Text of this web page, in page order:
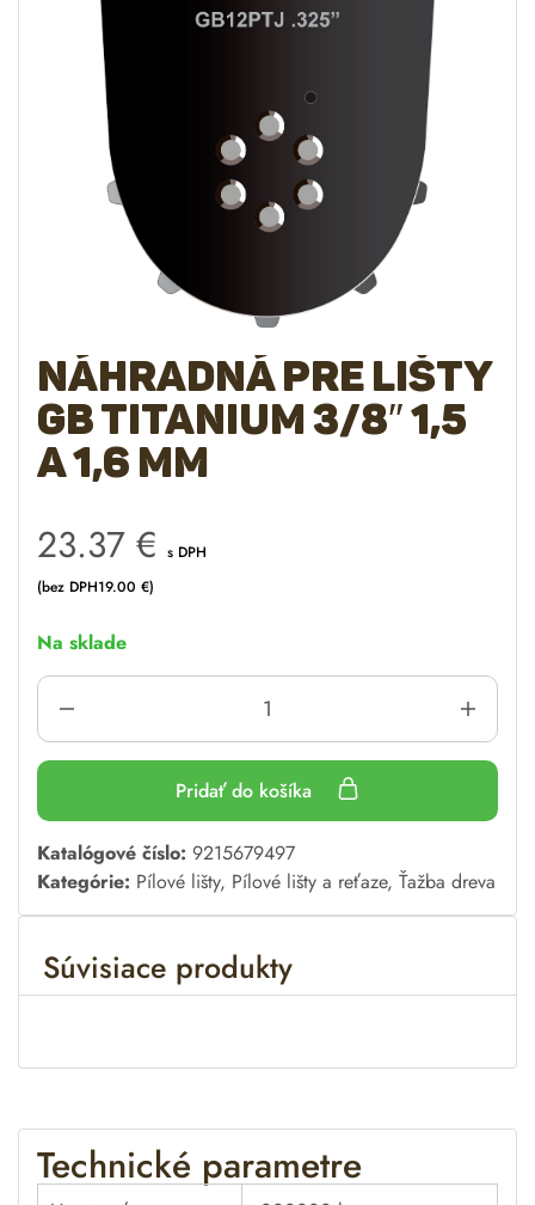
Náhradná pre lišty
GB Titanium 3/8″ 1,5
a 1,6 mm
23.37 € s DPH
(bez DPH19.00 €)
Na sklade
Pridať do košíka
A
l
t
n
Katalógové číslo: 9215679497
Kategórie: Pílové lišty, Pílové lišty a reťaze, Ťažba dreva
Súvisiace produkty
Technické parametre